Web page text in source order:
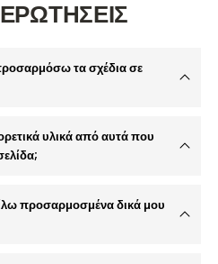
τα σχέδια σε
υλικά από αυτά που
προσαρμοσμένα δικά μου